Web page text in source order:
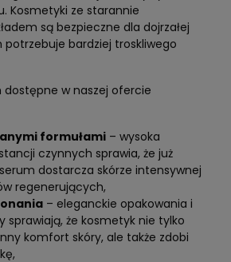
Kosmetyki ze starannie
są bezpieczne dla dojrzałej
potrzebuje bardziej troskliwego
w naszej ofercie
formułami – wysoka
czynnych sprawia, że już
dostarcza skórze intensywnej
regenerujących,
– eleganckie opakowania i
sprawiają, że kosmetyk nie tylko
komfort skóry, ale także zdobi